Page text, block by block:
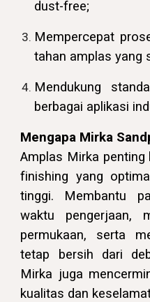
dust-free;
Mempercepat
tahan amplas yang
Mendukung
berbagai aplikasi
Mengapa Mirka
Amplas Mirka penting
finishing yang
tinggi. Membantu
waktu pengerjaan,
permukaan, serta
tetap bersih dari
Mirka juga
kualitas dan